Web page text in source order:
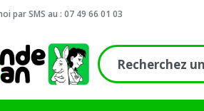
par SMS au : 07 49 66 01 03